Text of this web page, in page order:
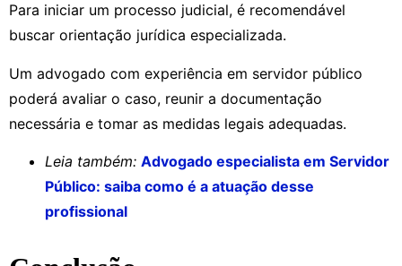
Para iniciar um processo judicial, é recomendável
buscar orientação jurídica especializada.
Um advogado com experiência em servidor público
poderá avaliar o caso, reunir a documentação
necessária e tomar as medidas legais adequadas.
Leia também: Advogado especialista em Servidor
Público: saiba como é a atuação desse
profissional